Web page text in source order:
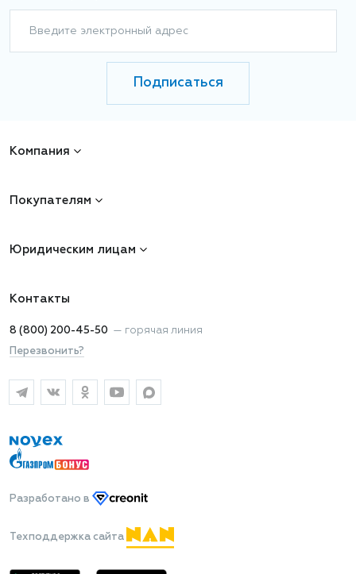
Введите электронный адрес
Подписаться
Компания
Покупателям
Юридическим лицам
Контакты
8 (800) 200-45-50 — горячая линия
Перезвонить?
Разработано в
Техподдержка сайта